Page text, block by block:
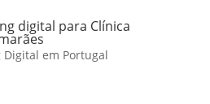
digital para Clínica
em Portugal